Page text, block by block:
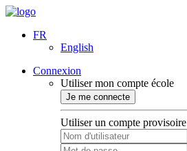
FR
English
Connexion
Utiliser mon compte école
Je me connecte
Utiliser un compte provisoire